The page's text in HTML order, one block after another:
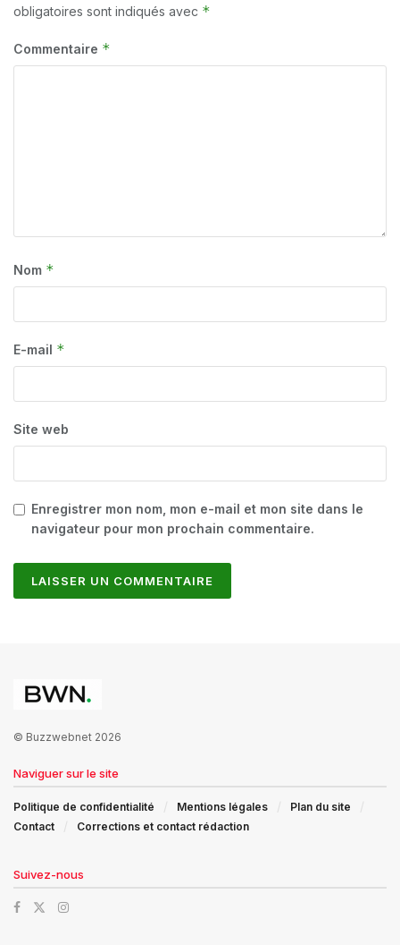
obligatoires sont indiqués avec *
Commentaire *
Nom *
E-mail *
Site web
Enregistrer mon nom, mon e-mail et mon site dans le
navigateur pour mon prochain commentaire.
© Buzzwebnet 2026
Naviguer sur le site
Politique de confidentialité Mentions légales
Plan du site
Contact
Corrections et contact rédaction
Suivez-nous